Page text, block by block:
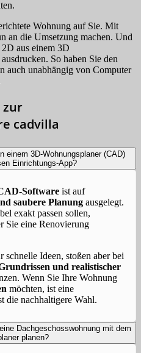
Wohnung auf Sie. Mit
an die Umsetzung machen. Und
aus einem 3D
So haben Sie den
auch unabhängig von Computer
zur
cadvilla
3D‑Wohnungsplaner (CAD)
Einrichtungs‑App?
ist auf
saubere Planung ausgelegt.
exakt passen sollen,
Sie eine Renovierung
Ideen, stoßen aber bei
und realistischer
Wenn Sie Ihre Wohnung
möchten, ist eine
die nachhaltigere Wahl.
Dachgeschosswohnung mit dem
planen?